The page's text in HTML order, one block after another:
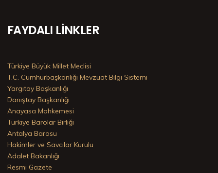
FAYDALI LINKLER
Türkiye Büyük Millet Meclisi
T.C. Cumhurbaşkanlığı Mevzuat Bilgi Sistemi
Yargıtay Başkanlığı
Danıştay Başkanlığı
Anayasa Mahkemesi
Türkiye Barolar Birliği
Antalya Barosu
Hakimler ve Savcılar Kurulu
Adalet Bakanlığı
Resmi Gazete